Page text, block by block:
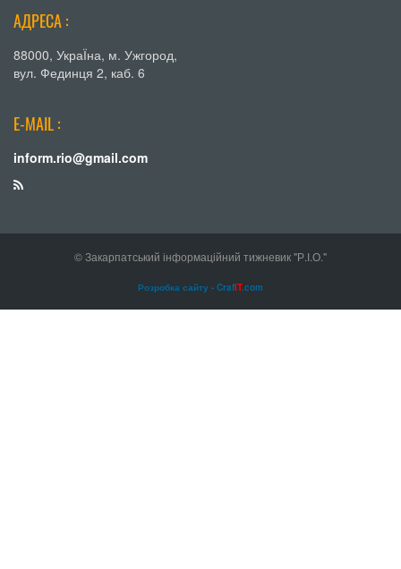
АДРЕСА :
88000, УкраЇна, м. Ужгород,
вул. Фединця 2, каб. 6
E-MAIL :
inform.rio@gmail.com
© Закарпатський інформаційний тижневик "Р.І.О."
Розробка сайту - CrafIT.com